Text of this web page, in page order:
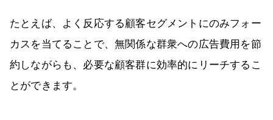
たとえば、よく反応する顧客セグメントにのみフォー
カスを当てることで、無関係な群衆への広告費用を節
約しながらも、必要な顧客群に効率的にリーチするこ
とができます。